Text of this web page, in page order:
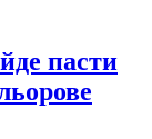
пасти